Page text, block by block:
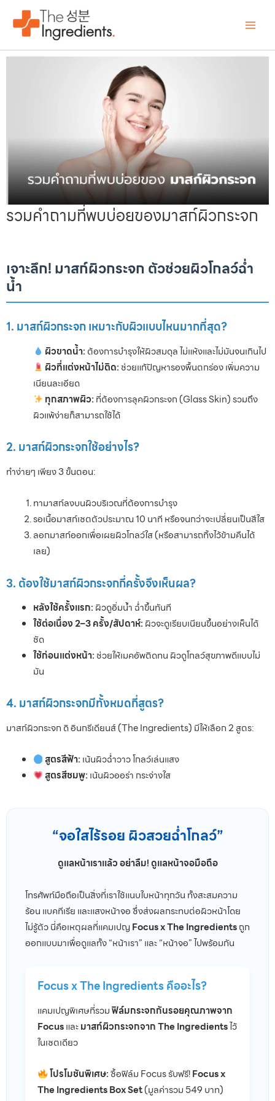
content
รวมคำถามที่พบบ่อยของมาสก์ผิวกระจก
เจาะลึก! มาสก์ผิวกระจก ตัวช่วยผิวโกลว์ฉ่ำ
น้ำ
1. มาสก์ผิวกระจก เหมาะกับผิวแบบไหนมากที่สุด?
ผิวขาดน้ำ: ต้องการบำรุงให้ผิวสมดุล ไม่แห้งและไม่มันจนเกินไป
ผิวที่แต่งหน้าไม่ติด:ช่วยแก้ปัญหารองพื้นตกร่อง เพิ่มความ
เนียนละเอียด
ทุกสภาพผิว: ที่ต้องการลุคผิวกระจก (Glass Skin) รวมถึง
ผิวแพ้ง่ายก็สามารถใช้ได้
2. มาสก์ผิวกระจกใช้อย่างไร?
ทำง่ายๆ เพียง 3 ขั้นตอน:
ทามาสก์ลงบนผิวบริเวณที่ต้องการบำรุง
รอเนื้อมาสก์เซตตัวประมาณ 10 นาที หรือจนกว่าจะเปลี่ยนเป็นสีใส
ลอกมาสก์ออกเพื่อเผยผิวโกลว์ใส (หรือสามารถทิ้งไว้ข้ามคืนได้
เลย)
3. ต้องใช้มาสก์ผิวกระจกกี่ครั้งจึงเห็นผล?
หลังใช้ครั้งแรก: ผิวดูอิ่มน้ำ ฉ่ำขึ้นทันที
ใช้ต่อเนื่อง 2–3 ครั้ง/สัปดาห์: ผิวจะดูเรียบเนียนขึ้นอย่างเห็นได้
ชัด
ใช้ก่อนแต่งหน้า:ช่วยให้เมคอัพติดทน ผิวดูโกลว์สุขภาพดีแบบไม่
มัน
4. มาสก์ผิวกระจกมีทั้งหมดกี่สูตร?
มาสก์ผิวกระจก ดิ อินกรีเดียนส์ (The Ingredients) มีให้เลือก 2 สูตร:
สูตรสีฟ้า: เน้นผิวฉ่ำวาว โกลว์เล่นแสง
สูตรสีชมพู: เน้นผิวออร่า กระจ่างใส
“จอใสไร้รอย ผิวสวยฉ่ำโกลว์”
ดูแลหน้าเราแล้ว อย่าลืม! ดูแลหน้าจอมือถือ
โทรศัพท์มือถือเป็นสิ่งที่เราใช้แนบใบหน้าทุกวัน ทั้งสะสมความ
ร้อน แบคทีเรีย และแสงหน้าจอ ซึ่งส่งผลกระทบต่อผิวหน้าโดย
ไม่รู้ตัว นี่คือเหตุผลที่แคมเปญFocus x The Ingredientsถูก
ออกแบบมาเพื่อดูแลทั้ง “หน้าเรา” และ “หน้าจอ” ไปพร้อมกัน
Focus x The Ingredients คืออะไร?
แคมเปญพิเศษที่รวมฟิล์มกระจกกันรอยคุณภาพจาก
Focusและมาสก์ผิวกระจกจาก The Ingredientsไว้
ในเซตเดียว
โปรโมชันพิเศษ:ซื้อฟิล์ม Focus รับฟรี!Focus x
The Ingredients Box Set(มูลค่ารวม 549 บาท)